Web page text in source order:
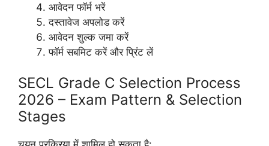
आवेदन फॉर्म भरें
दस्तावेज अपलोड करें
आवेदन शुल्क जमा करें
फॉर्म सबमिट करें और प्रिंट लें
SECL Grade C Selection Process
2026 – Exam Pattern & Selection
Stages